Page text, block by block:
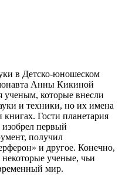
в Детско-юношеском
Анны Кикиной
ученым, которые внесли
и техники, но их имена
Гости планетария
первый
получил
и другое. Конечно,
ученые, чьи
мир.